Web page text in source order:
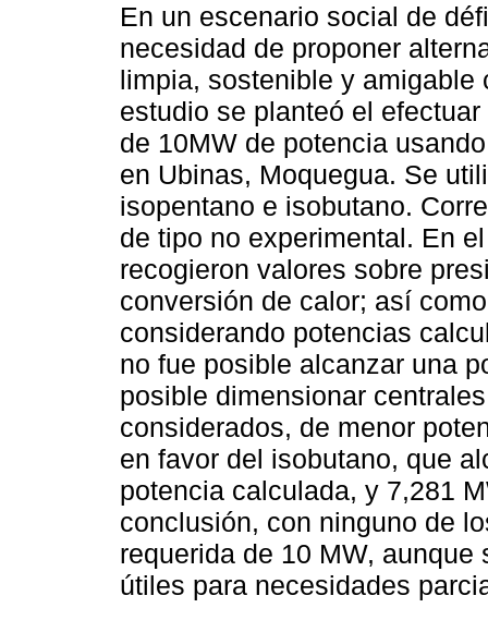
En un escenario social de
necesidad de proponer
limpia, sostenible y
estudio se planteó el
de 10MW de potencia
en Ubinas, Moquegua. Se
isopentano e isobutano.
de tipo no experimental. En
recogieron valores sobre
conversión de calor; así
considerando potencias
no fue posible alcanzar una
posible dimensionar
considerados, de menor
en favor del isobutano, que
potencia calculada, y 7,281
conclusión, con ninguno de
requerida de 10 MW,
útiles para necesidades